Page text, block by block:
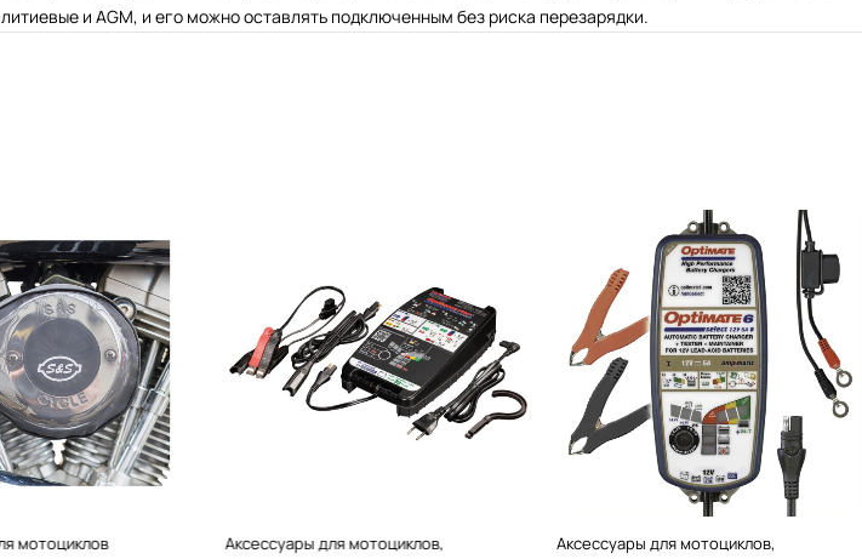
и AGM, и его можно оставлять подключенным без риска перезарядки.
мотоциклов Аксессуары для мотоциклов,
Аксессуары для мотоциклов,